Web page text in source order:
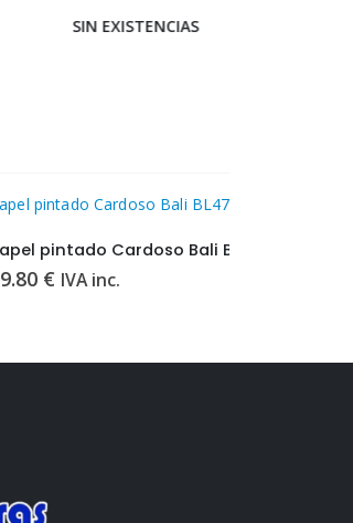
SIN EXISTENCIAS
Cardoso Bali BL4710
Cardoso Bali BL4710
IVA inc.